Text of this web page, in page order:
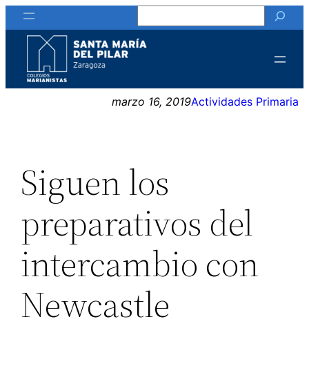
Saltar
al
contenido
marzo 16, 2019Actividades Primaria
Siguen los
preparativos del
intercambio con
Newcastle